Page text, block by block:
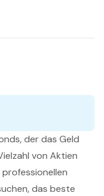
der das Geld
von Aktien
das beste